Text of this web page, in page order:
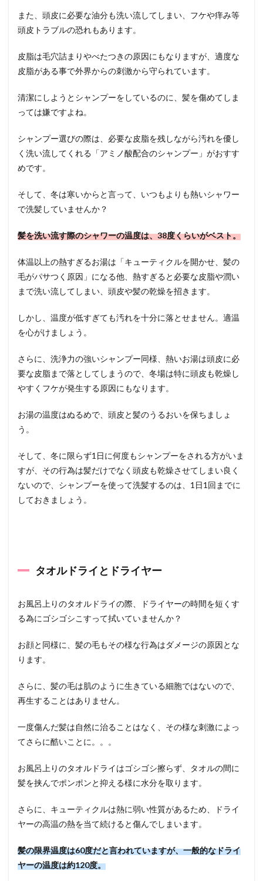
また、頭皮に必要な油分も洗い流してしまい、フケや痒み等
頭皮トラブルの恐れもあります。
皮脂は毛穴詰まりやべたつきの原因にもなりますが、適度な
皮脂がある事で外界からの刺激から守られています。
清潔にしようとシャンプーをしているのに、髪を傷めてしま
っては嫌ですよね。
シャンプー選びの際は、必要な皮脂を残しながら汚れを優し
く洗い流してくれる「アミノ酸配合のシャンプー」がおすす
めです。
そして、冬は寒いからと言って、いつもよりも熱いシャワー
で洗髪していませんか？
髪を洗い流す際のシャワーの温度は、38度くらいがベスト。
体温以上の熱すぎるお湯は「キューティクルを開かせ、髪の
毛がパサつく原因」になる他、熱すぎると必要な皮脂や潤い
まで洗い流してしまい、頭皮や髪の乾燥を招きます。
しかし、温度が低すぎても汚れを十分に落とせません。適温
を心がけましょう。
さらに、洗浄力の強いシャンプー同様、熱いお湯は頭皮に必
要な皮脂まで落としてしまうので、冬場は特に頭皮も乾燥し
やすくフケが発生する原因にもなります。
お湯の温度はぬるめで、頭皮と髪のうるおいを保ちましょ
う。
そして、冬に限らず1日に何度もシャンプーをされる方がいま
すが、その行為は髪だけでなく頭皮も乾燥させてしまい良く
ないので、シャンプーを使って洗髪するのは、1日1回までに
しておきましょう。
タオルドライとドライヤー
お風呂上りのタオルドライの際、ドライヤーの時間を短くす
る為にゴシゴシこすって拭いていませんか？
お顔と同様に、髪の毛もその様な行為はダメージの原因とな
ります。
さらに、髪の毛は肌のように生きている細胞ではないので、
再生することはありません。
一度傷んだ髪は自然に治ることはなく、その様な刺激によっ
てさらに酷いことに。。。
お風呂上りのタオルドライはゴシゴシ擦らず、タオルの間に
髪を挟んでポンポンと抑える様に水分を取ります。
さらに、キューティクルは熱に弱い性質があるため、ドライ
ヤーの高温の熱を当て続けると傷んでしまいます。
髪の限界温度は60度だと言われていますが、一般的なドライ
ヤーの温度は約120度。